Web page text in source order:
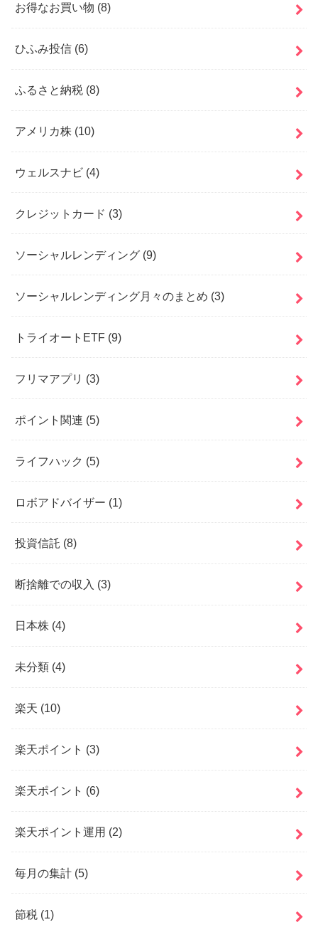
お得なお買い物 (8)
ひふみ投信 (6)
ふるさと納税 (8)
アメリカ株 (10)
ウェルスナビ (4)
クレジットカード (3)
ソーシャルレンディング (9)
ソーシャルレンディング月々のまとめ (3)
トライオートETF (9)
フリマアプリ (3)
ポイント関連 (5)
ライフハック (5)
ロボアドバイザー (1)
投資信託 (8)
断捨離での収入 (3)
日本株 (4)
未分類 (4)
楽天 (10)
楽天ポイント (3)
楽天ポイント (6)
楽天ポイント運用 (2)
毎月の集計 (5)
節税 (1)